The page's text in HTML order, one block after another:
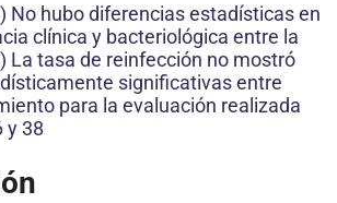
No hubo diferencias estadísticas en
clínica y bacteriológica entre la
La tasa de reinfección no mostró
significativas entre
para la evaluación realizada
y 38